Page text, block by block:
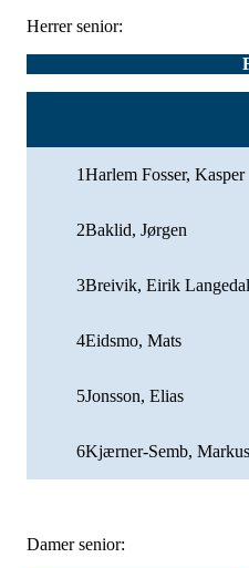
Herrer senior:
1Harlem Fosser, Kasper
2Baklid, Jørgen
3Breivik, Eirik Langedal
4Eidsmo, Mats
5Jonsson, Elias
6Kjærner-Semb, Markus
Damer senior: